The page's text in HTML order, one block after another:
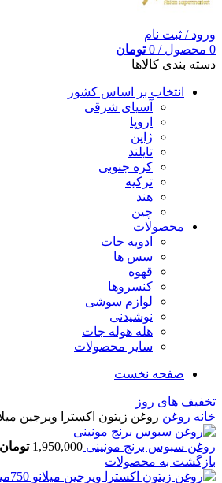
ورود / ثبت نام
0 محصول /
0 تومان
دسته بندی کالاها
انتخاب بر اساس کشور
آسیای شرقی
اروپا
ژاپن
تایلند
کره جنوبی
ترکیه
هند
چین
محصولات
ادویه جات
سس ها
قهوه
کنسروها
لوازم سوشی
نوشیدنی
هله هوله جات
سایر محصولات
صفحه نخست
تخفیف های روز
خانه روغن روغن زیتون اکسترا ویرجین
روغن سبوس برنج مونینی 1,950,000 تومان
بازگشت به محصولات